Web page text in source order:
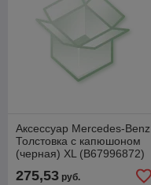
Аксессуар Mercedes-Benz
Толстовка с капюшоном
(черная) XL (B67996872)
275,53 руб.